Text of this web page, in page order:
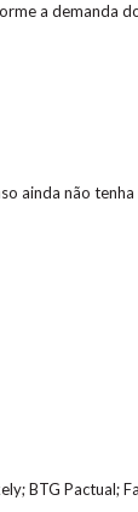
a demanda
ainda não
BTG Pactual;